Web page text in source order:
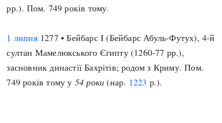
рр.). Пом. 749 років тому.
1 липня1277 • Бейбарс I (Бейбарс Абуль-Футух), 4-й
султан Мамелюкського Єгипту (1260-77 рр.),
засновник династії Бахрітів; родом з Криму. Пом.
749 років тому у 54 роки (нар. 1223 р.).